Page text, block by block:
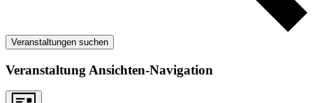
Veranstaltungen suchen
Veranstaltung Ansichten-Navigation